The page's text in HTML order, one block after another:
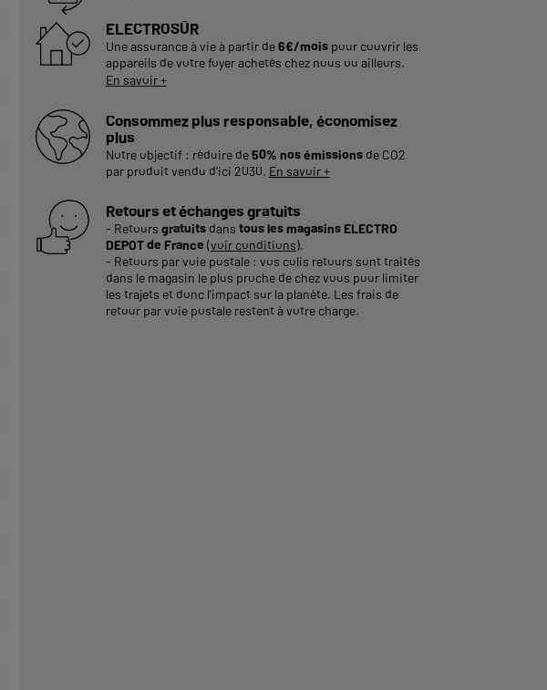
ELECTROSÛR
Une assurance à vie à partir de6€/moispour couvrir les
appareils de votre foyer achetés chez nous ou ailleurs.
En savoir +
Consommez plus responsable, économisez
plus
Notre objectif : réduire de50% nos émissionsde CO2
par produit vendu d'ici 2030. En savoir +
Retours et échanges gratuits
- Retours gratuitsdans tous les magasins ELECTRO
DEPOT de France (voir conditions).
- Retours par voie postale : vos colis retours sont traités
dans le magasin le plus proche de chez vous pour limiter
les trajets et donc l’impact sur la planète. Les frais de
retour par voie postale restent à votre charge.